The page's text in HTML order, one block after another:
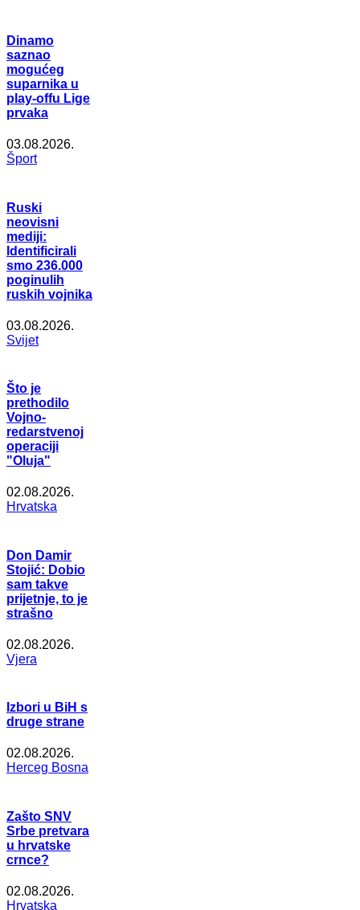
Dinamo
saznao
mogućeg
suparnika u
play-offu Lige
prvaka
03.08.2026.
Šport
Ruski
neovisni
mediji:
Identificirali
smo 236.000
poginulih
ruskih vojnika
03.08.2026.
Svijet
Što je
prethodilo
Vojno-
redarstvenoj
operaciji
"Oluja"
02.08.2026.
Hrvatska
Don Damir
Stojić: Dobio
sam takve
prijetnje, to je
strašno
02.08.2026.
Vjera
Izbori u BiH s
druge strane
02.08.2026.
Herceg Bosna
Zašto SNV
Srbe pretvara
u hrvatske
crnce?
02.08.2026.
Hrvatska